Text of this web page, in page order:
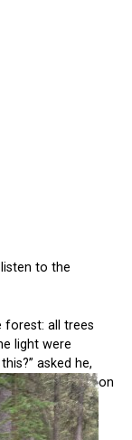
to the
forest: all trees
light were
asked he,
on